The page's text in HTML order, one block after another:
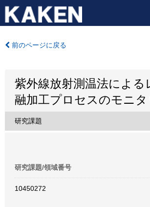
前のページに戻る
紫外線放射測温法による
融加工プロセスのモニ
研究課題
研究課題/領域番号
10450272